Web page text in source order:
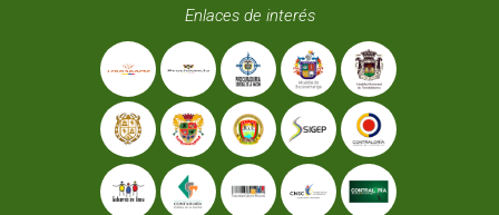
Enlaces de interés